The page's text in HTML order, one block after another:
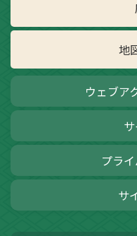
地
ウェブア
プラ
サ